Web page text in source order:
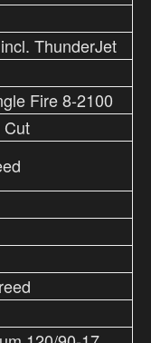
ThunderJet
Fire 8-2100